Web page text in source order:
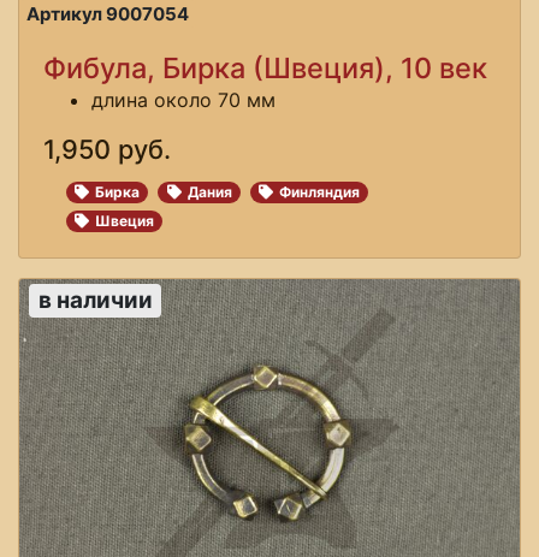
Артикул 9007054
Фибула, Бирка (Швеция), 10 век
длина около 70 мм
1,950 руб.
Бирка Дания
Финляндия
Швеция
в наличии